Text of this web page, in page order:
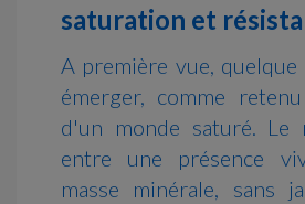
saturation et
A première vue, quelque
émerger, comme
d'un monde saturé. Le
entre une présence
masse minérale, sans